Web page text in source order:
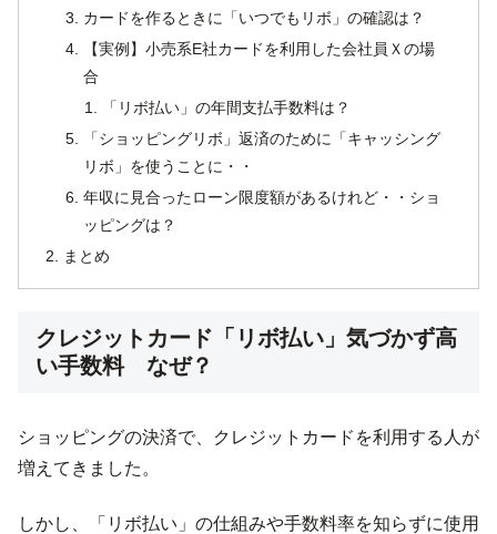
カードを作るときに「いつでもリボ」の確認は？
【実例】小売系E社カードを利用した会社員Ｘの場
合
「リボ払い」の年間支払手数料は？
「ショッピングリボ」返済のために「キャッシング
リボ」を使うことに・・
年収に見合ったローン限度額があるけれど・・ショ
ッピングは？
まとめ
クレジットカード「リボ払い」気づかず高
い手数料 なぜ？
ショッピングの決済で、クレジットカードを利用する人が
増えてきました。
しかし、「リボ払い」の仕組みや手数料率を知らずに使用